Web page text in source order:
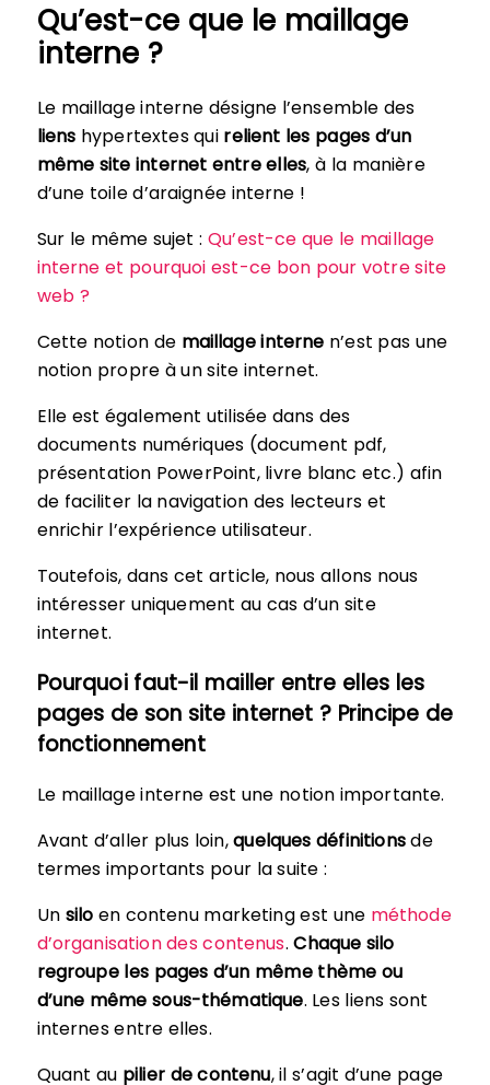
Qu’est-ce que le maillage
interne ?
Le maillage interne désigne l’ensemble des
liens hypertextes qui relient les pages d’un
même site internet entre elles, à la manière
d’une toile d’araignée interne !
Sur le même sujet :Qu’est-ce que le maillage
interne et pourquoi est-ce bon pour votre site
web ?
Cette notion de maillage interne n’est pas une
notion propre à un site internet.
Elle est également utilisée dans des
documents numériques (document pdf,
présentation PowerPoint, livre blanc etc.) afin
de faciliter la navigation des lecteurs et
enrichir l’expérience utilisateur.
Toutefois, dans cet article, nous allons nous
intéresser uniquement au cas d’un site
internet.
Pourquoi faut-il mailler entre elles les
pages de son site internet ? Principe de
fonctionnement
Le maillage interne est une notion importante.
Avant d’aller plus loin,quelques définitionsde
termes importants pour la suite :
Un silo en contenu marketing est une méthode
d’organisation des contenus.Chaque silo
regroupe les pages d’un même thème ou
d’une même sous-thématique. Les liens sont
internes entre elles.
Quant au pilier de contenu, il s’agit d’une page